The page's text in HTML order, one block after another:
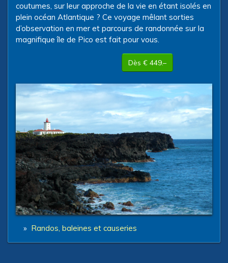
coutumes, sur leur approche de la vie en étant isolés en
plein océan Atlantique ? Ce voyage mêlant sorties
d’observation en mer et parcours de randonnée sur la
magnifique île de Pico est fait pour vous.
Dès € 449.–
» Randos, baleines et causeries